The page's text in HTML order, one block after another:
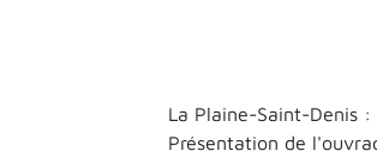
La Plaine-Saint-Denis
Présentation de